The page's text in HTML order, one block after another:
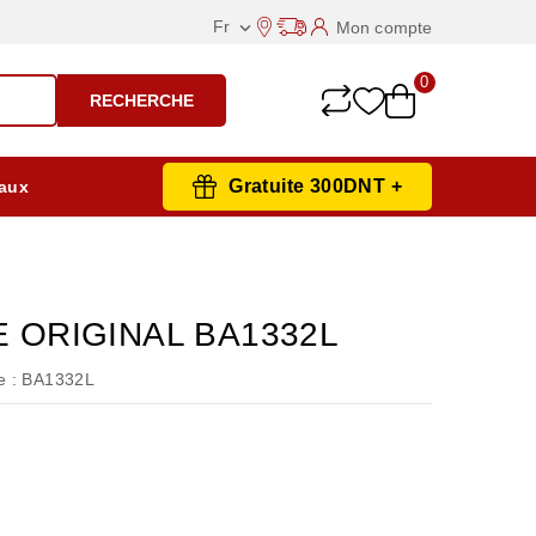
Fr  Mon compte
RECHERCHE
0
Gratuite 300DNT +
ORIGINAL BA1332L
: BA1332L